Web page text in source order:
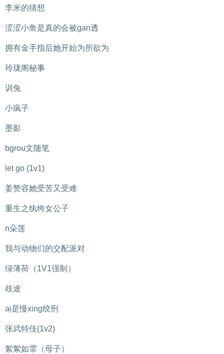
李米的猜想
涩涩小鱼是真的会被gan透
拥有金手指后她开始为所欲为
玲珑阁秘事
训兔
小疯子
墨影
bgrou文随笔
let go (1v1)
姜赞容她受苦又受难
重生之纨绔女公子
n朵莲
我与动物们的交配派对
绿薄荷（1V1强制）
歧途
ai是慢xing绞刑
张武特佳(1v2)
絮絮如霏（母子）